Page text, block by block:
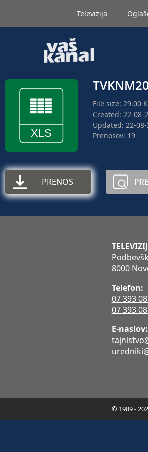
Televizija
File size: 29.00
Created: 22-08-
Updated: 22-
Prenosov: 19
PRENOS
8000
Telefon:
07 393
07 393
E-naslov:
© 1989 -